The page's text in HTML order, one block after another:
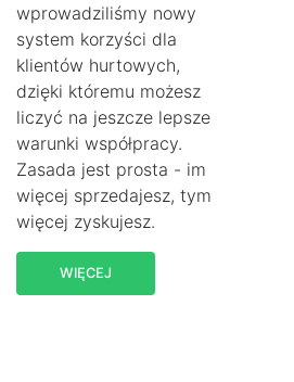
wprowadziliśmy nowy
system korzyści dla
klientów hurtowych,
dzięki któremu możesz
liczyć na jeszcze lepsze
warunki współpracy.
Zasada jest prosta - im
więcej sprzedajesz, tym
więcej zyskujesz.
WIĘCEJ